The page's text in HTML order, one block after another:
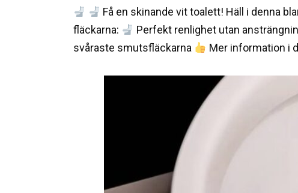
Få en skinande vit toalett! Häll i denna
fläckarna:
Perfekt renlighet utan
svåraste smutsfläckarna
Mer information i